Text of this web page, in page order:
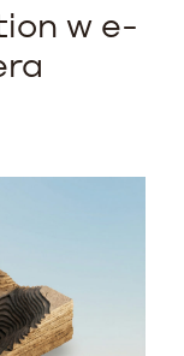
w e-